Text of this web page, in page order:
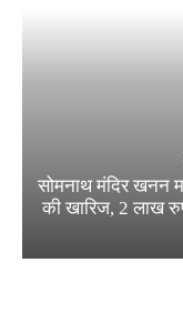
सोमनाथ मंदिर खनन
की खारिज, 2 लाख